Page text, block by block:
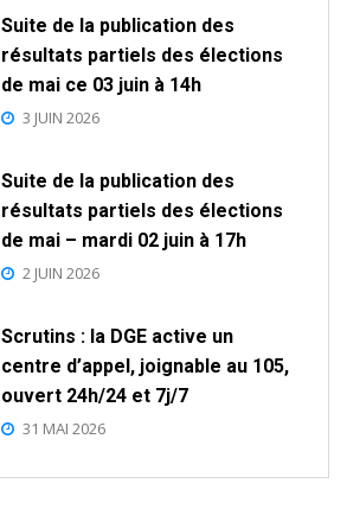
Suite de la publication des
résultats partiels des élections
de mai ce 03 juin à 14h
3 JUIN 2026
Suite de la publication des
résultats partiels des élections
de mai – mardi 02 juin à 17h
2 JUIN 2026
Scrutins : la DGE active un
centre d’appel, joignable au 105,
ouvert 24h/24 et 7j/7
31 MAI 2026